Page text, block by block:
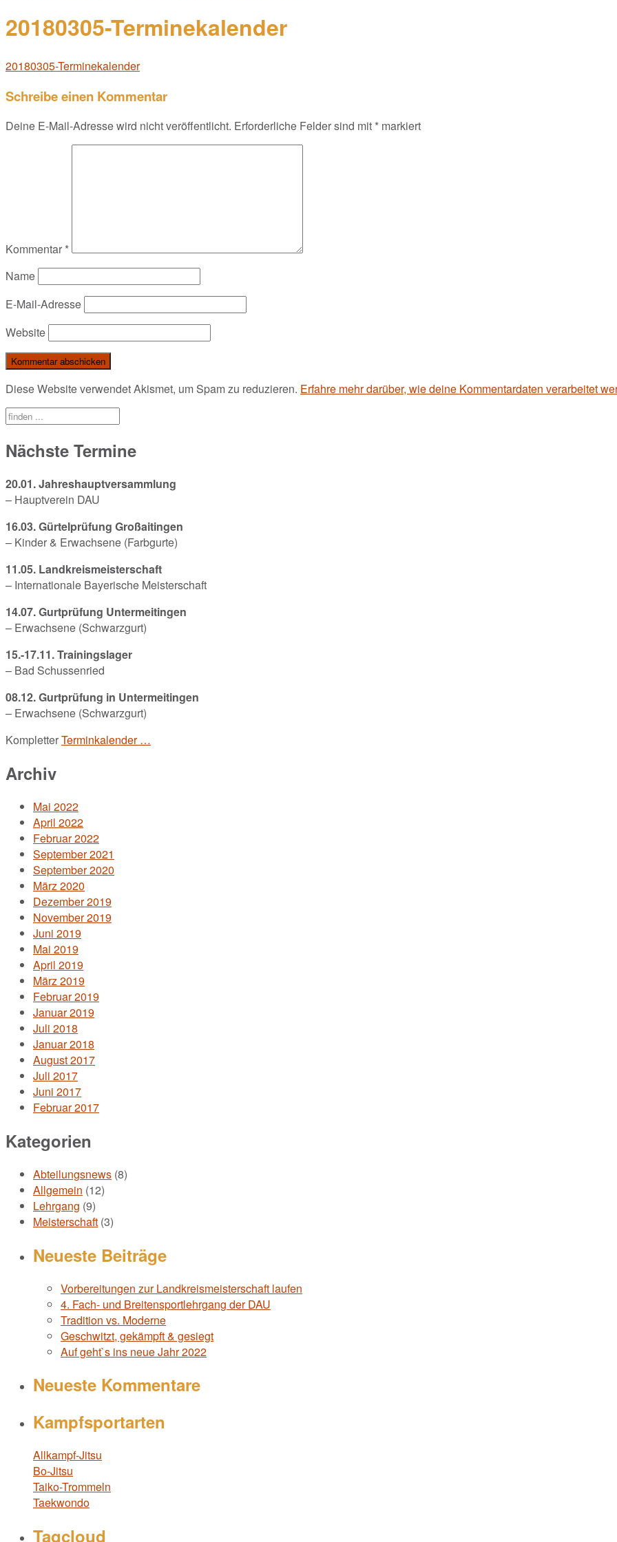
20180305-Terminekalender
20180305-Terminekalender
Schreibe einen Kommentar
Deine E-Mail-Adresse wird nicht veröffentlicht. Erforderliche Felder sind mit * markiert
Kommentar *
Name
E-Mail-Adresse
Website
Diese Website verwendet Akismet, um Spam zu reduzieren. Erfahre mehr darüber, wie deine Kommentardaten verarbeitet
Nächste Termine
20.01. Jahreshauptversammlung
– Hauptverein DAU
16.03. Gürtelprüfung Großaitingen
– Kinder & Erwachsene (Farbgurte)
11.05. Landkreismeisterschaft
– Internationale Bayerische Meisterschaft
14.07. Gurtprüfung Untermeitingen
– Erwachsene (Schwarzgurt)
15.-17.11. Trainingslager
– Bad Schussenried
08.12. Gurtprüfung in Untermeitingen
– Erwachsene (Schwarzgurt)
KompletterTerminkalender …
Archiv
Mai 2022
April 2022
Februar 2022
September 2021
September 2020
März 2020
Dezember 2019
November 2019
Juni 2019
Mai 2019
April 2019
März 2019
Februar 2019
Januar 2019
Juli 2018
Januar 2018
August 2017
Juli 2017
Juni 2017
Februar 2017
Kategorien
Abteilungsnews (8)
Allgemein (12)
Lehrgang (9)
Meisterschaft (3)
Neueste Beiträge
Vorbereitungen zur Landkreismeisterschaft laufen
4. Fach- und Breitensportlehrgang der DAU
Tradition vs. Moderne
Geschwitzt, gekämpft & gesiegt
Auf geht`s ins neue Jahr 2022
Neueste Kommentare
Kampfsportarten
Allkampf-Jitsu
Bo-Jitsu
Taiko-Trommeln
Taekwondo
Tagcloud